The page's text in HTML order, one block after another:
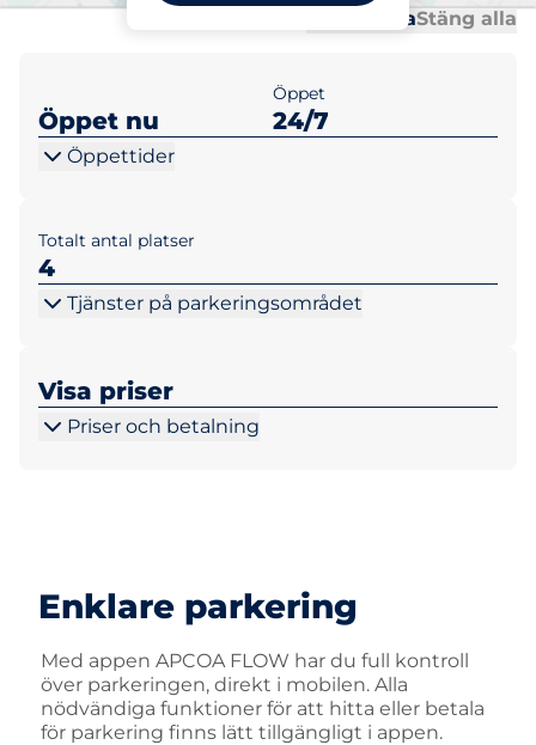
Öppna allaStäng alla
Öppet nu
Öppet
24/7
Öppettider
Totalt antal platser
4
Tjänster på parkeringsområdet
Visa priser
Priser och betalning
Enklare parkering
Med appen APCOA FLOW har du full kontroll
över parkeringen, direkt i mobilen. Alla
nödvändiga funktioner för att hitta eller betala
för parkering finns lätt tillgängligt i appen.